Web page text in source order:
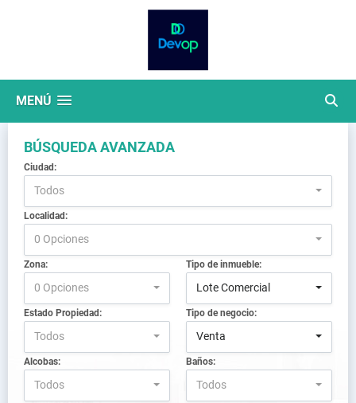
MENÚ
BÚSQUEDA AVANZADA
Ciudad:
Todos
Localidad:
0 Opciones
Zona:
0 Opciones
Tipo de inmueble:
Lote Comercial
Estado Propiedad:
Todos
Tipo de negocio:
Venta
Alcobas:
Todos
Baños:
Todos